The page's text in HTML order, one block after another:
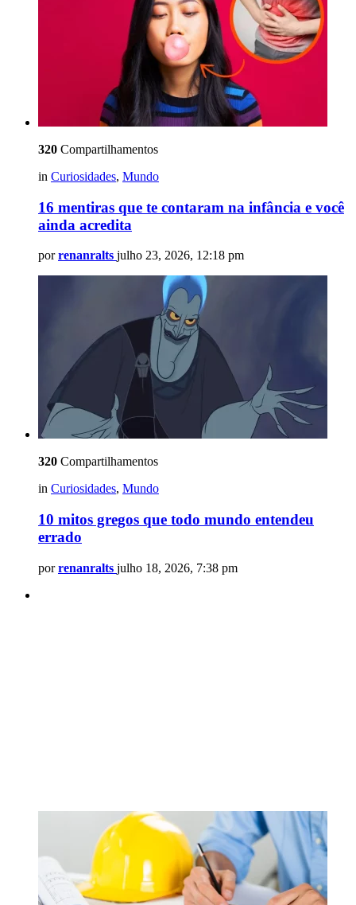
320 Compartilhamentos
in Curiosidades, Mundo
16 mentiras que te contaram na infância e você
ainda acredita
por renanralts julho 23, 2026, 12:18 pm
320 Compartilhamentos
in Curiosidades, Mundo
10 mitos gregos que todo mundo entendeu
errado
por renanralts julho 18, 2026, 7:38 pm